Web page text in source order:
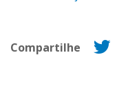
Compartilhe